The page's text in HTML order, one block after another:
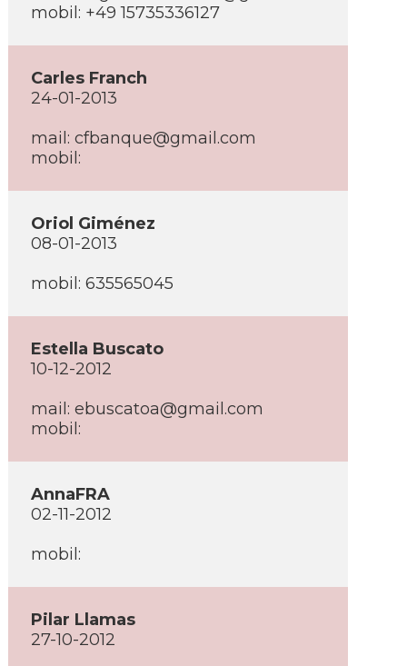
mobil: +49 15735336127
Carles Franch
24-01-2013
mail: cfbanque@gmail.com
mobil:
Oriol Giménez
08-01-2013
mobil: 635565045
Estella Buscato
10-12-2012
mail: ebuscatoa@gmail.com
mobil:
AnnaFRA
02-11-2012
mobil:
Pilar Llamas
27-10-2012